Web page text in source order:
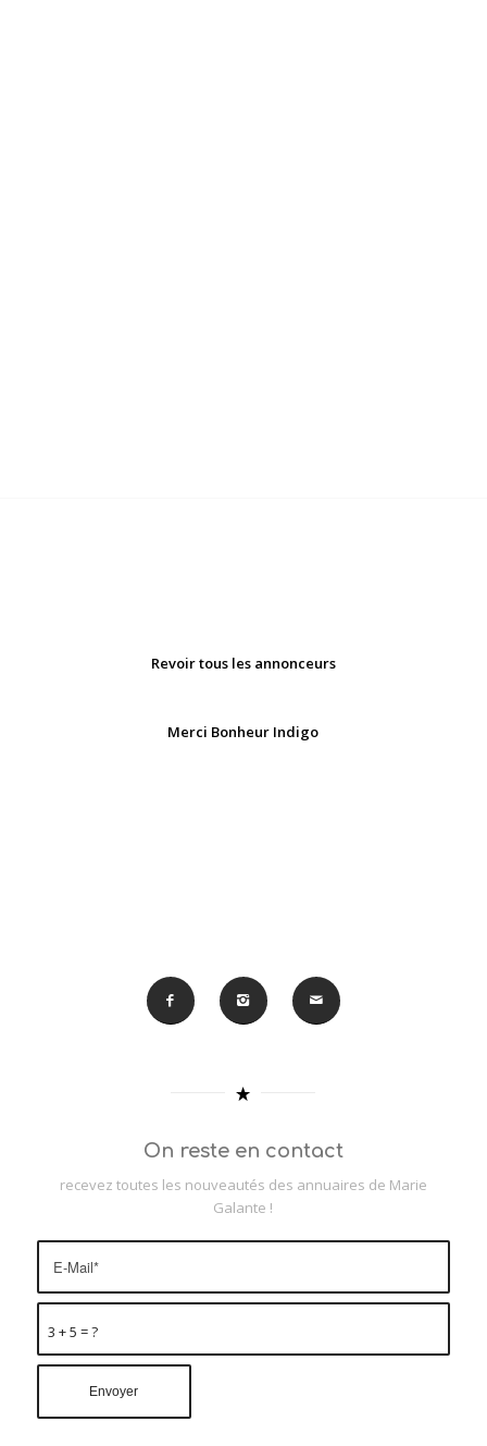
Revoir tous les annonceurs
Merci Bonheur Indigo
On reste en contact
recevez toutes les nouveautés des annuaires de Marie
Galante !
3 + 5 = ?